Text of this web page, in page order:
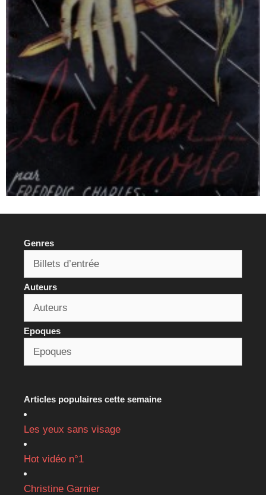
Genres
Auteurs
Epoques
Articles populaires cette semaine
Les yeux sans visage
Hot vidéo n°1
Christine Garnier